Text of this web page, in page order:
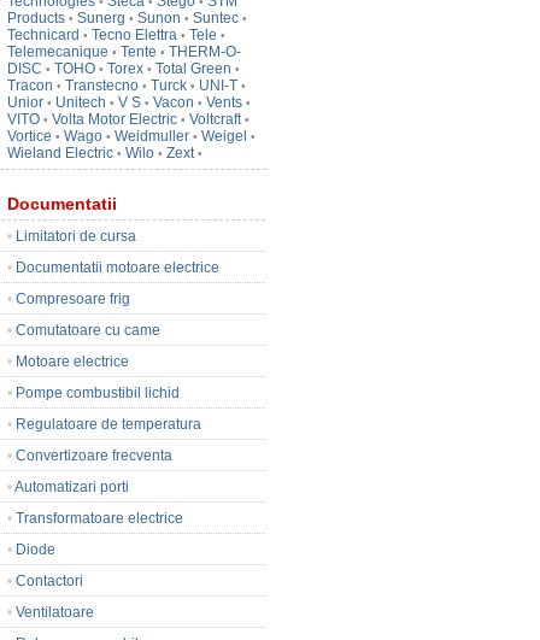
Products • Sunerg • Sunon • Suntec •
Technicard • Tecno Elettra • Tele •
Telemecanique • Tente • THERM-O-
DISC • TOHO • Torex • Total Green •
Tracon • Transtecno • Turck • UNI-T •
Unior • Unitech • V S • Vacon • Vents •
VITO • Volta Motor Electric • Voltcraft •
Vortice • Wago • Weidmuller • Weigel •
Wieland Electric • Wilo • Zext •
Documentatii
• Limitatori de cursa
• Documentatii motoare electrice
• Compresoare frig
• Comutatoare cu came
• Motoare electrice
• Pompe combustibil lichid
• Regulatoare de temperatura
• Convertizoare frecventa
•Automatizari porti
• Transformatoare electrice
• Diode
• Contactori
• Ventilatoare